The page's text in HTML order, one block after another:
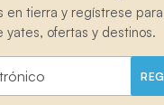
tierra y regístrese
yates, ofertas y destinos.